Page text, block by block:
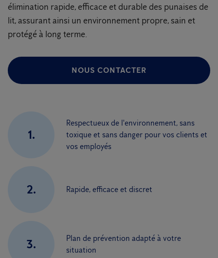
élimination rapide, efficace et durable des punaises de
lit, assurant ainsi un environnement propre, sain et
protégé à long terme.
NOUS CONTACTER
1.
Respectueux de l'environnement, sans
toxique et sans danger pour vos clients et
vos employés
2. Rapide, efficace et discret
3.
Plan de prévention adapté à votre
situation